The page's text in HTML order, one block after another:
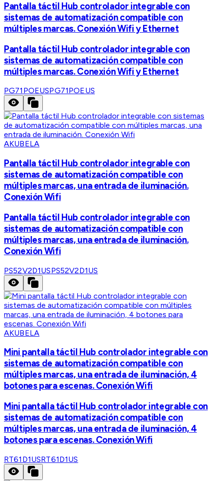
Pantalla táctil Hub controlador integrable con
sistemas de automatización compatible con
múltiples marcas. Conexión Wifi y Ethernet
Pantalla táctil Hub controlador integrable con
sistemas de automatización compatible con
múltiples marcas. Conexión Wifi y Ethernet
PG71POEUSPG71POEUS
AKUBELA
Pantalla táctil Hub controlador integrable con
sistemas de automatización compatible con
múltiples marcas, una entrada de iluminación.
Conexión Wifi
Pantalla táctil Hub controlador integrable con
sistemas de automatización compatible con
múltiples marcas, una entrada de iluminación.
Conexión Wifi
PS52V2D1USPS52V2D1US
AKUBELA
Mini pantalla táctil Hub controlador integrable con
sistemas de automatización compatible con
múltiples marcas, una entrada de iluminación, 4
botones para escenas. Conexión Wifi
Mini pantalla táctil Hub controlador integrable con
sistemas de automatización compatible con
múltiples marcas, una entrada de iluminación, 4
botones para escenas. Conexión Wifi
RT61D1USRT61D1US